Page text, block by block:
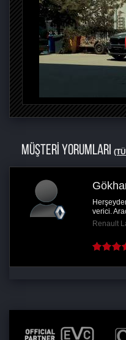
MÜŞTERİ YORUMLARI
verici.
Renault